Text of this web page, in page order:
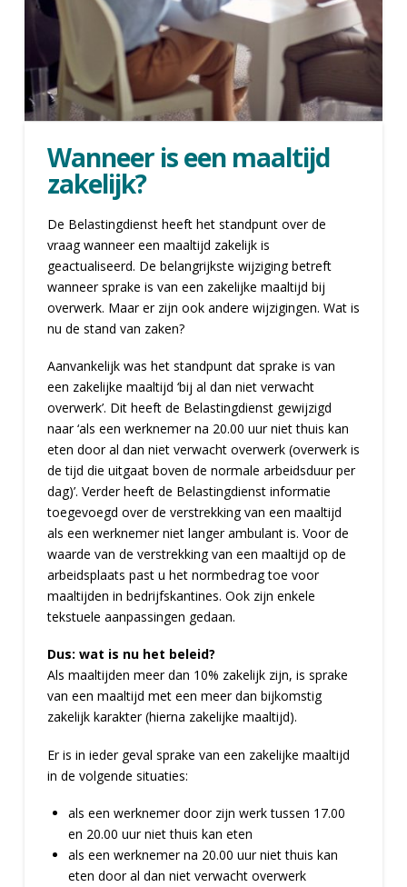
Wanneer is een maaltijd
zakelijk?
De Belastingdienst heeft het standpunt over de
vraag wanneer een maaltijd zakelijk is
geactualiseerd. De belangrijkste wijziging betreft
wanneer sprake is van een zakelijke maaltijd bij
overwerk. Maar er zijn ook andere wijzigingen. Wat is
nu de stand van zaken?
Aanvankelijk was het standpunt dat sprake is van
een zakelijke maaltijd ‘bij al dan niet verwacht
overwerk’. Dit heeft de Belastingdienst gewijzigd
naar ‘als een werknemer na 20.00 uur niet thuis kan
eten door al dan niet verwacht overwerk (overwerk is
de tijd die uitgaat boven de normale arbeidsduur per
dag)’. Verder heeft de Belastingdienst informatie
toegevoegd over de verstrekking van een maaltijd
als een werknemer niet langer ambulant is. Voor de
waarde van de verstrekking van een maaltijd op de
arbeidsplaats past u het normbedrag toe voor
maaltijden in bedrijfskantines. Ook zijn enkele
tekstuele aanpassingen gedaan.
Dus: wat is nu het beleid?
Als maaltijden meer dan 10% zakelijk zijn, is sprake
van een maaltijd met een meer dan bijkomstig
zakelijk karakter (hierna zakelijke maaltijd).
Er is in ieder geval sprake van een zakelijke maaltijd
in de volgende situaties:
als een werknemer door zijn werk tussen 17.00
en 20.00 uur niet thuis kan eten
als een werknemer na 20.00 uur niet thuis kan
eten door al dan niet verwacht overwerk